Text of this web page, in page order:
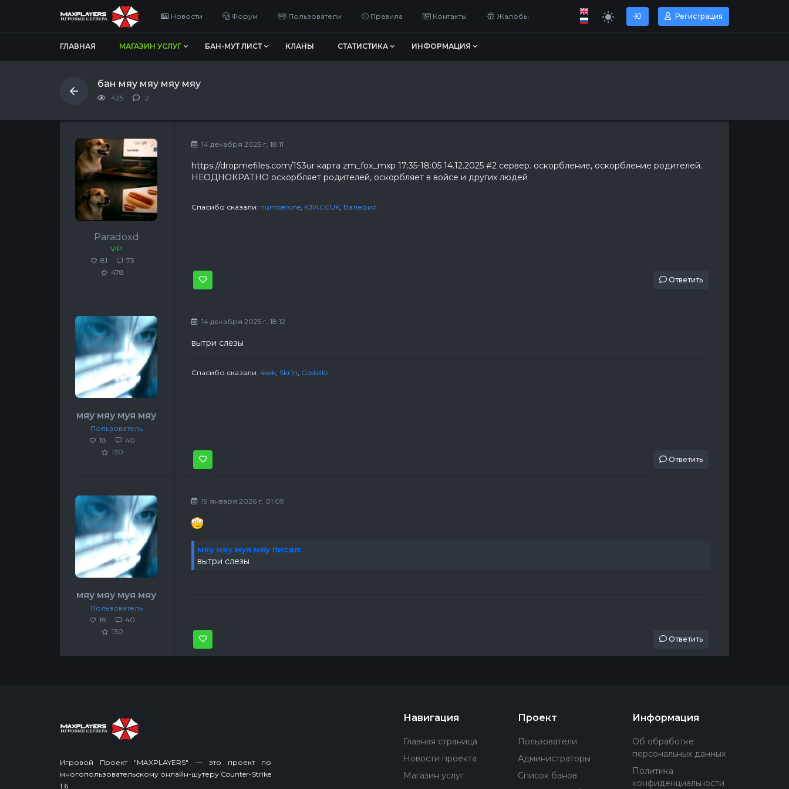
Новости Форум Пользователи Правила Контакты Жалобы Регистрация
ГЛАВНАЯ МАГАЗИН УСЛУГ БАН-МУТ ЛИСТ КЛАНЫ СТАТИСТИКА ИНФОРМАЦИЯ
бан мяу мяу мяу мяу
425 2
Paradoxd
VIP
81
73
478
14 декабря 2025 г, 18:11
https://dropmefiles.com/1S3ur карта zm_fox_mxp 17:35-18:05 14.12.2025 #2 сервер. оскорбление, оскорбление родителей.
НЕОДНОКРАТНО оскорбляет родителей, оскорбляет в войсе и других людей
Спасибо сказали: numberone, KJIACCUK, Валерия
Ответить
мяу мяу муя мяу
Пользователь
18
40
130
14 декабря 2025 г, 18:12
вытри слезы
Спасибо сказали: 4eek, Skr1n, Costello
Ответить
мяу мяу муя мяу
Пользователь
18
40
130
19 января 2026 г, 01:09
мяу мяу муя мяу писал:
вытри слезы
Ответить
Игровой Проект "MAXPLAYERS" — это проект по
многопользовательскому онлайн-шутеру Counter-Strike
1.6
Навигация
Главная страница
Новости проекта
Магазин услуг
Проект
Пользователи
Администраторы
Список банов
Информация
Об обработке
персональных данных
Политика
конфиденциальности